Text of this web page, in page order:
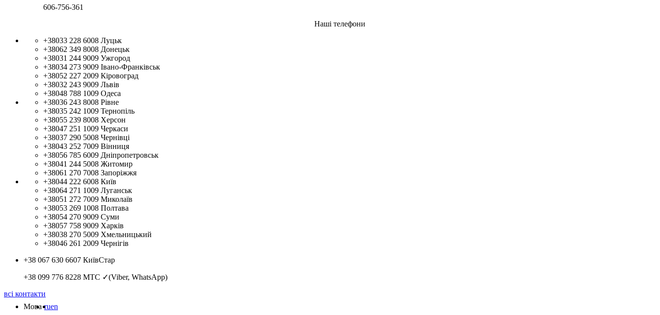
606-756-361
Наші телефони
+38033 228 6008 Луцьк
+38062 349 8008 Донецьк
+38031 244 9009 Ужгород
+38034 273 9009 Івано-Франківськ
+38052 227 2009 Кіровоград
+38032 243 9009 Львів
+38048 788 1009 Одеса
+38036 243 8008 Рівне
+38035 242 1009 Тернопіль
+38055 239 8008 Херсон
+38047 251 1009 Черкаси
+38037 290 5008 Чернівці
+38043 252 7009 Вінниця
+38056 785 6009 Дніпропетровськ
+38041 244 5008 Житомир
+38061 270 7008 Запоріжжя
+38044 222 6008 Київ
+38064 271 1009 Луганськ
+38051 272 7009 Миколаїв
+38053 269 1008 Полтава
+38054 270 9009 Суми
+38057 758 9009 Харків
+38038 270 5009 Хмельницький
+38046 261 2009 Чернігів
+38 067 630 6607 КиївСтар
+38 099 776 8228 МТС ✓(Viber, WhatsApp)
всі контакти
Мова ruen